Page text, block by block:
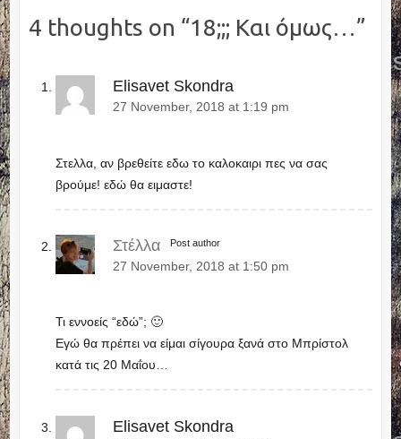
4 thoughts on “18;;; Και όμως…”
Elisavet Skondra
27 November, 2018 at 1:19 pm
Στελλα, αν βρεθείτε εδω το καλοκαιρι πες να σας
βρούμε! εδώ θα ειμαστε!
Στέλλα Post author
27 November, 2018 at 1:50 pm
Τι εννοείς “εδώ”; 🙂
Εγώ θα πρέπει να είμαι σίγουρα ξανά στο Μπρίστολ
κατά τις 20 Μαΐου…
Elisavet Skondra